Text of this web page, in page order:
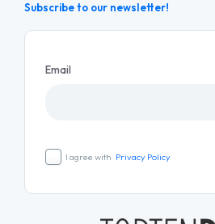
Subscribe to our newsletter!
Email
I agree with Privacy Policy